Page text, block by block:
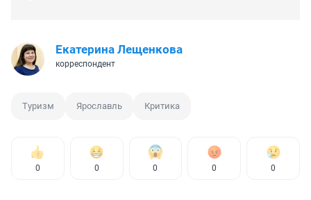
Екатерина Лещенкова
корреспондент
Туризм Ярославль Критика
0 0 0 0 0